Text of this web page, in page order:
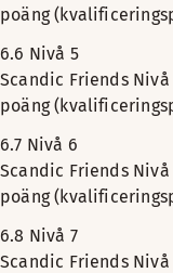
poäng
6.6 Nivå 5
Scandic Friends
poäng
6.7 Nivå 6
Scandic Friends
poäng
6.8 Nivå 7
Scandic Friends